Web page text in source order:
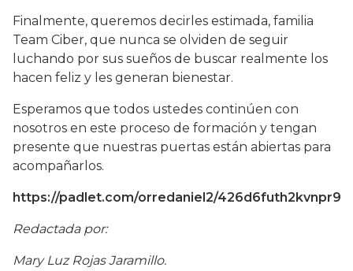
Finalmente, queremos decirles estimada, familia
Team Ciber, que nunca se olviden de seguir
luchando por sus sueños de buscar realmente los
hacen feliz y les generan bienestar.
Esperamos que todos ustedes continúen con
nosotros en este proceso de formación y tengan
presente que nuestras puertas están abiertas para
acompañarlos.
https://padlet.com/orredaniel2/426d6futh2kvnpr9
Redactada por:
Mary Luz Rojas Jaramillo.